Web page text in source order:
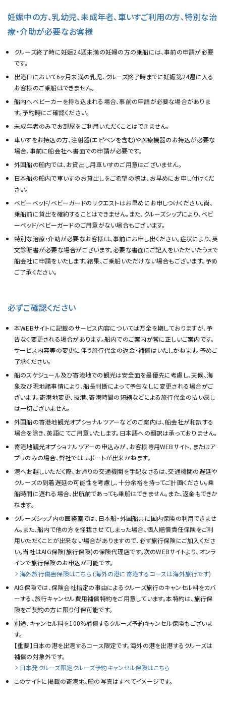
妊娠中の方、乳幼児、未成年者、車いすご利用の方、特別な治
療・介助が必要なお客様
クルーズ終了時に妊娠24週未満の妊婦の方の乗船には、事前の申請が必要
です。
出港日において6ヶ月未満の乳児、クルーズ終了時までに妊娠第24週に入る
お客様のご乗船はできません。
船内へベビーカーを持ち込まれる場合、事前の申請が必要な場合がありま
す。予約時にご確認ください。
未成年者のみでお部屋をご利用いただくことはできません。
車いすをお持込の方、注射器(エピペンを含む)や医療機器のお持込が必要な
場合、事前に船会社へ書面での申請が必要です。
外国船の船内では、お貸出し用車いすのご用意はございません。
日本船の船内で車いすのお貸出しをご希望の際は、お早めにお申し付けくだ
さい。
ベビーベッド/ベビーガードのリクエストはお早めにお申しつけください。尚、
乗船前に貸出を確約することはできません。また、クルーズシップにより、ベビ
ーベッド/ベビーガードのご用意がない場合もございます。
特別な治療・介助が必要なお客様は、事前にお申し出ください。症状により、英
文診断書が必要な場合がございます。必要な書面にご記入をいただいたうえで
船会社に申請をいたします。結果、ご乗船いただけない場合もございます。予め
ご了承ください。
必ずご確認ください
本WEBサイトに記載のサービス内容については万全を期しておりますが、予
告なく変更される場合があります。船内でのご案内が常に正しいご案内です。
サービス内容等の変更に伴う旅行代金の返金・補償はいたしかねます。予めご
了承ください。
船のスケジュール及び寄港地での観光は安全面を最優先に考慮し、天候、海
象及び現地諸事情により、船長判断によって予告なしに変更される場合がご
ざいます。寄港地変更、抜港、寄港時間の短縮などによる旅行代金の払い戻し
は一切ございません。
外国船の寄港地観光オプショナルツアーなどのご案内は、船会社が和訳する
場合を除き、英語にてご用意いたします。日本語への翻訳は承っておりません。
寄港地観光オプショナルツアーの申込みが、お客様専用WEBサイト、またはア
プリのみの場合、弊社ではサポートが出来かねます。
港へお越しいただく際、お帰りの交通機関を手配なさるは、交通機関の遅延や
クルーズの到着遅延の可能性を考慮し、十分余裕を持ってご計画ください。乗
船時間に遅れる場合、出航前であっても乗船はできません。また、返金もできか
ねます。
クルーズシップ内の医務室では、日本船・外国船共に国内保険の利用できませ
ん。また、船内で他の方を怪我させてしまった場合、個人賠償責任保険をご利
用いただくことが出来ない場合がありますので、必ず旅行保険にご加入くださ
い。当社はAIG保険(旅行保険)の保険代理店です。次のWEBサイトより、オンラ
インで旅行保険のお申込が可能です。
海外旅行傷害保険はこちら (海外の港に寄港するコースは海外旅行です)
AIG保険では、保険会社指定の事由によるクルーズ旅行のキャンセル料をカバ
ーする、旅行キャンセル費用補償特約をご用意しています。本特約は、旅行保
険をご契約の方に限り付保可能です。
別途、キャンセル料を100%補償するクルーズ予約キャンセル保険もございま
す。
【重要】日本の港を出港するコース限定です。海外の港を出港するクルーズは
補償の対象外です。
日本発クルーズ限定クルーズ予約キャンセル保険はこちら
このサイトに掲載の寄港地、船の写真はすべてイメージです。